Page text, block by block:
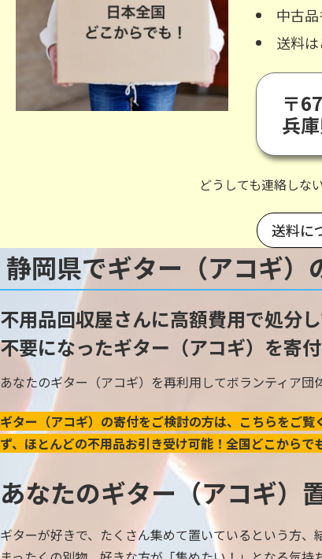
中古品
送料は
〒
兵
どうしても連絡しな
送料に
静岡県でギター（アコギ）
不用品回収屋さんに高額費用で処分
不要になったギター（アコギ）を寄
あなたのギター（アコギ）を再利用してボランティア団
ギター（アコギ）の寄付をご検討の方は、こちらをご覧
ず、ほとんどの不用品お引き受け可能！全国どこからで
あなたのギター（アコギ）
ギターが好きで、たくさん集めて置いているという方